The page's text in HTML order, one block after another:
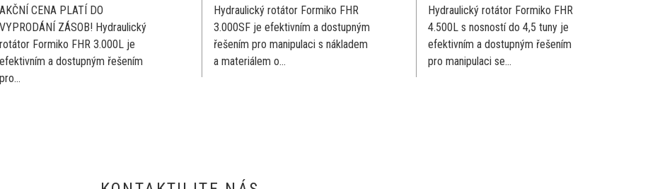
DO
Hydraulický
3.000L je
řešením
Hydraulický rotátor Formiko FHR
3.000SF je efektivním a dostupným
řešením pro manipulaci s nákladem
a materiálem o...
Hydraulický rotátor Formiko FHR
4.500L s nosností do 4,5 tuny je
efektivním a dostupným řešením
pro manipulaci se...
Hydraulický rotátor
4.500SF s nosností
efektivním a